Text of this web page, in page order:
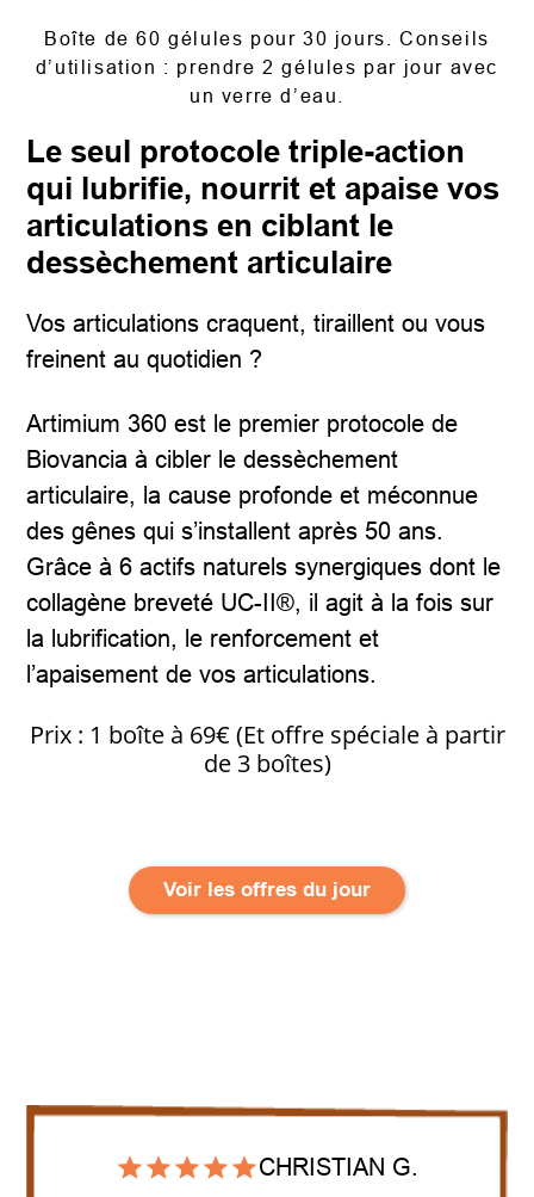
Boîte de 60 gélules pour 30 jours. Conseils
d’utilisation : prendre 2 gélules par jour avec
un verre d’eau.
Le seul protocole triple-action
qui lubrifie, nourrit et apaise vos
articulations en ciblant le
dessèchement articulaire
Vos articulations craquent, tiraillent ou vous
freinent au quotidien ?
Artimium 360 est le premier protocole de
Biovancia à cibler le dessèchement
articulaire, la cause profonde et méconnue
des gênes qui s’installent après 50 ans.
Grâce à 6 actifs naturels synergiques dont le
collagène breveté UC-II®, il agit à la fois sur
la lubrification, le renforcement et
l’apaisement de vos articulations.
Prix : 1 boîte à 69€ (Et offre spéciale à partir
de 3 boîtes)
Voir les offres du jour
CHRISTIAN G.